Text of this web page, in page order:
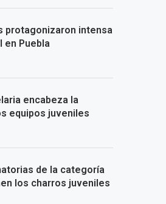
protagonizaron intensa
en Puebla
encabeza la
equipos juveniles
de la categoría
los charros juveniles